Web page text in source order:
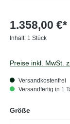
1.358,00 €*
Inhalt: 1 Stück
Preise inkl. MwSt.
Versandkostenfrei
Versandfertig in 1
Größeauswählen